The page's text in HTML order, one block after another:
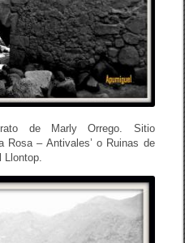
de Marly Orrego. Sitio
Rosa – Antivales’ o Ruinas de